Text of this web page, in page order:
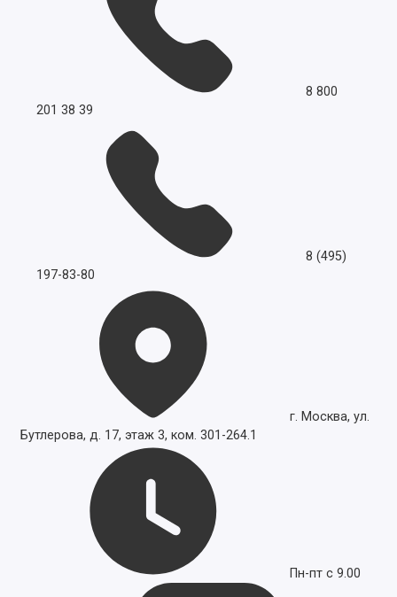
8 800
201 38 39
8 (495)
197-83-80
г. Москва, ул.
Бутлерова, д. 17, этаж 3, ком. 301-264.1
Пн-пт с 9.00